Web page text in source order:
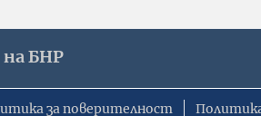
на БНР
за поверителност